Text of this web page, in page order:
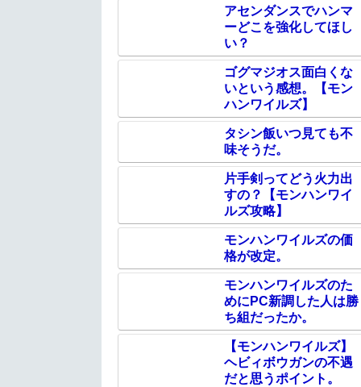
アセンダンスでハンマ
ーどこを強化してほし
い？
ゴグマジオス面白くな
いという感想。【モン
ハンワイルズ】
タシン飯いつ見ても不
味そうだ。
片手剣ってどう火力出
すの？【モンハンワイ
ルズ攻略】
モンハンワイルズの価
格が改定。
モンハンワイルズのた
めにPC新調した人は勝
ち組だったか。
【モンハンワイルズ】
ヘビィボウガンの不遇
だと思うポイント。